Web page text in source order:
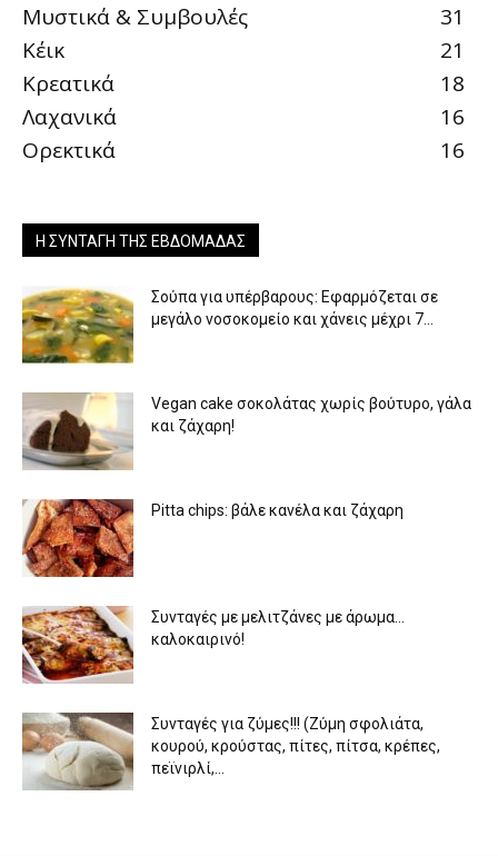
Μυστικά & Συμβουλές
31
Κέικ
21
Κρεατικά
18
Λαχανικά
16
Ορεκτικά
16
Η ΣΥΝΤΑΓΉ ΤΗΣ ΕΒΔΟΜΆΔΑΣ
Σούπα για υπέρβαρους: Εφαρμόζεται σε
μεγάλο νοσοκομείο και χάνεις μέχρι 7...
Vegan cake σοκολάτας χωρίς βούτυρο, γάλα
και ζάχαρη!
Pitta chips: βάλε κανέλα και ζάχαρη
Συνταγές με μελιτζάνες με άρωμα…
καλοκαιρινό!
Συνταγές για ζύμες!!! (Ζύμη σφολιάτα,
κουρού, κρούστας, πίτες, πίτσα, κρέπες,
πεϊνιρλί,...